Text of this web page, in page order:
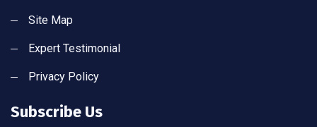
Site Map
Expert Testimonial
Privacy Policy
Subscribe Us